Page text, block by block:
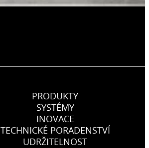
PRODUKTY
SYSTÉMY
INOVACE
TECHNICKÉ PORADENSTVÍ
UDRŽITELNOST